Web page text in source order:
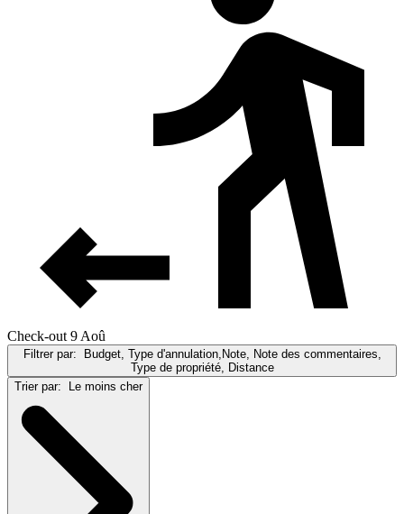
Check-out 9 Aoû
Filtrer par:
Budget, Type d'annulation,Note, Note des commentaires,
Type de propriété, Distance
Trier par:
Le moins cher